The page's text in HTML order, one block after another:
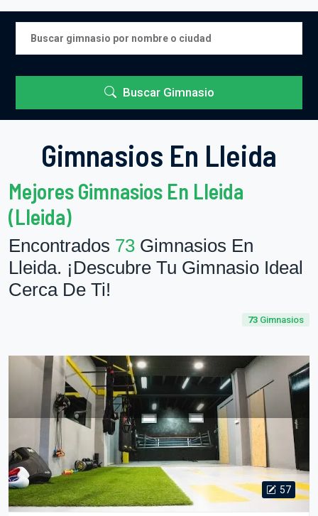
Buscar Gimnasio
Gimnasios En Lleida
Mejores Gimnasios En Lleida
(Lleida)
Encontrados 73 Gimnasios En
Lleida. ¡Descubre Tu Gimnasio Ideal
Cerca De Ti!
73 Gimnasios
57